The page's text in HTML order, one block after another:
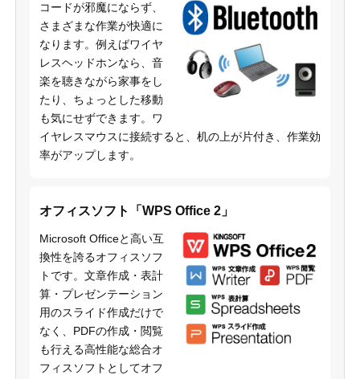
コードが邪魔にならず、
さまざまな作業が快適に
なります。例えばワイヤ
レスヘッドホンなら、音
楽を聴きながら家事をし
たり、ちょっとした移動
も気にせずできます。ワ
イヤレスマウスに接続すると、机の上が片付き、作業効
率がアップします。
オフィスソフト「WPS Office 2」
Microsoft Officeと高い互
換性を誇るオフィスソフ
トです。文章作成・表計
算・プレゼンテーション
用のスライド作成だけで
なく、PDFの作成・閲覧
も行える高性能な総合オ
フィスソフトとしてオフ